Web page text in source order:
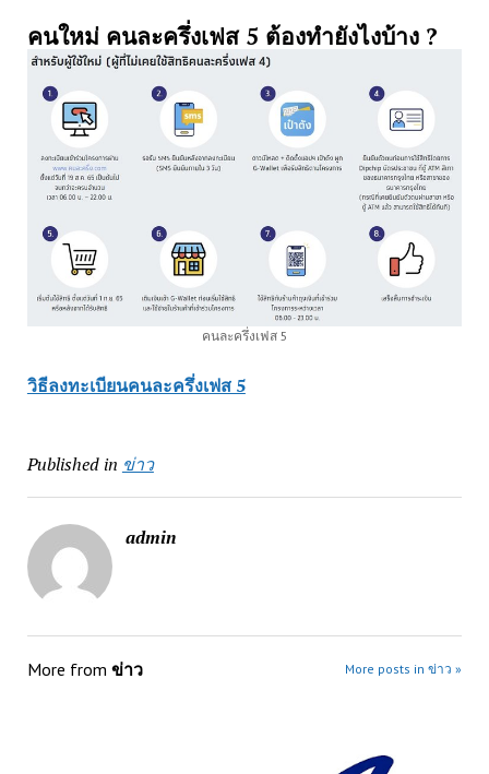
คนใหม่ คนละครึ่งเฟส 5 ต้องทำยังไงบ้าง ?
คนละครึ่งเฟส 5
วิธีลงทะเบียนคนละครึ่งเฟส 5
Published in ข่าว
admin
More from ข่าว More posts in ข่าว »